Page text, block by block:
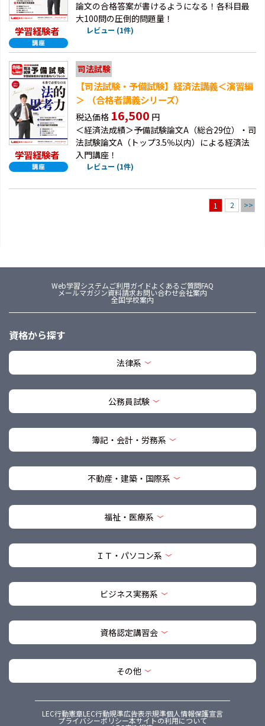
学習経験者
論文の合格答案が書けるようになる！各科目最
大100問の圧倒的問題量！
レビュー (1件)
学習経験者
司法試験
【司法試験・予備試験】経済法講義＜演習編
＞ （合格者講義シリーズ）
税込価格 16,500 円
＜経済法成績＞予備試験論文A（総合29位）・司
法試験論文A（トップ3.5％以内）による経済法
入門講座！
レビュー (1件)
1 2 >>
Web学習システムご利用ガイドよくあるご質問FAQ
メールマガジン資料請求お問い合わせ会社案内
全国学校案内
資格から探す
法律系
公務員試験
簿記・会計・労務系
不動産・建築・国際系
福祉・医療系
ＩＴ・パソコン系
ビジネス実務系
資格認定講習会
その他
LEC行動憲章LEC行動規準広告表示規準個人情報保護宣言
プライバシーポリシー本サイトの利用について